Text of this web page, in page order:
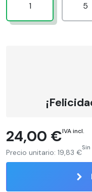
1 5
24,00 €IVA incl.
Precio unitario: 19,83 €
Sin